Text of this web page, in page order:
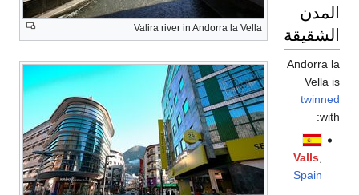
Valira river in Andorra la Vella
المدن
الشقيقة
Andorra la
Vella is
twinned
with:
Valls
Spain